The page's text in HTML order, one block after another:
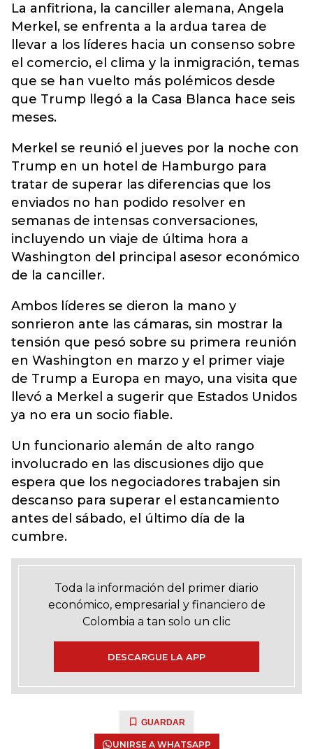
La anfitriona, la canciller alemana, Angela
Merkel, se enfrenta a la ardua tarea de
llevar a los líderes hacia un consenso sobre
el comercio, el clima y la inmigración, temas
que se han vuelto más polémicos desde
que Trump llegó a la Casa Blanca hace seis
meses.
Merkel se reunió el jueves por la noche con
Trump en un hotel de Hamburgo para
tratar de superar las diferencias que los
enviados no han podido resolver en
semanas de intensas conversaciones,
incluyendo un viaje de última hora a
Washington del principal asesor económico
de la canciller.
Ambos líderes se dieron la mano y
sonrieron ante las cámaras, sin mostrar la
tensión que pesó sobre su primera reunión
en Washington en marzo y el primer viaje
de Trump a Europa en mayo, una visita que
llevó a Merkel a sugerir que Estados Unidos
ya no era un socio fiable.
Un funcionario alemán de alto rango
involucrado en las discusiones dijo que
espera que los negociadores trabajen sin
descanso para superar el estancamiento
antes del sábado, el último día de la
cumbre.
Toda la información del primer diario
económico, empresarial y financiero de
Colombia a tan solo un clic
DESCARGUE LA APP
GUARDAR
UNIRSE A WHATSAPP